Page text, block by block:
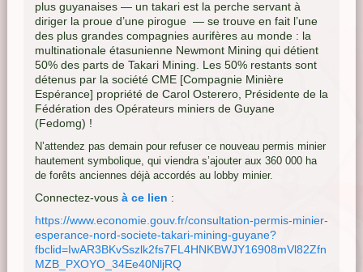
plus guyanaises — un takari est la perche servant à
diriger la proue d’une pirogue — se trouve en fait l’une
des plus grandes compagnies aurifères au monde : la
multinationale étasunienne Newmont Mining qui détient
50% des parts de Takari Mining. Les 50% restants sont
détenus par la société CME [Compagnie Minière
Espérance] propriété de Carol Osterero, Présidente de la
Fédération des Opérateurs miniers de Guyane
(Fedomg) !
N’attendez pas demain pour refuser ce nouveau permis minier
hautement symbolique, qui viendra s’ajouter aux 360 000 ha
de forêts anciennes déjà accordés au lobby minier.
Connectez-vous à ce lien :
https://www.economie.gouv.fr/consultation-permis-minier-
esperance-nord-societe-takari-mining-guyane?
fbclid=IwAR3BKvSszlk2fs7FL4HNKBWJY16908mVl82Zfn
MZB_PXOYO_34Ee40NljRQ